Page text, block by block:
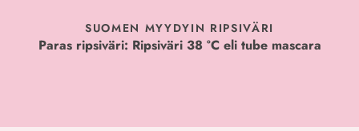
SUOMEN MYYDYIN RIPSIVÄRI
Paras ripsiväri: Ripsiväri 38 °C eli tube mascara